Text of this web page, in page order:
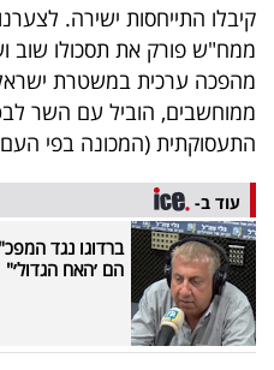
קיבלו התייחסות ישירה.
ממח"ש פורק את תסכולו שוב
מהפכה ערכית במשטרת
ממוחשבים, הוביל עם השר
התעסוקתית (המכונה בפי העם
עוד ב-
ברדוגו נגד
הם ׳האח הגדול׳"